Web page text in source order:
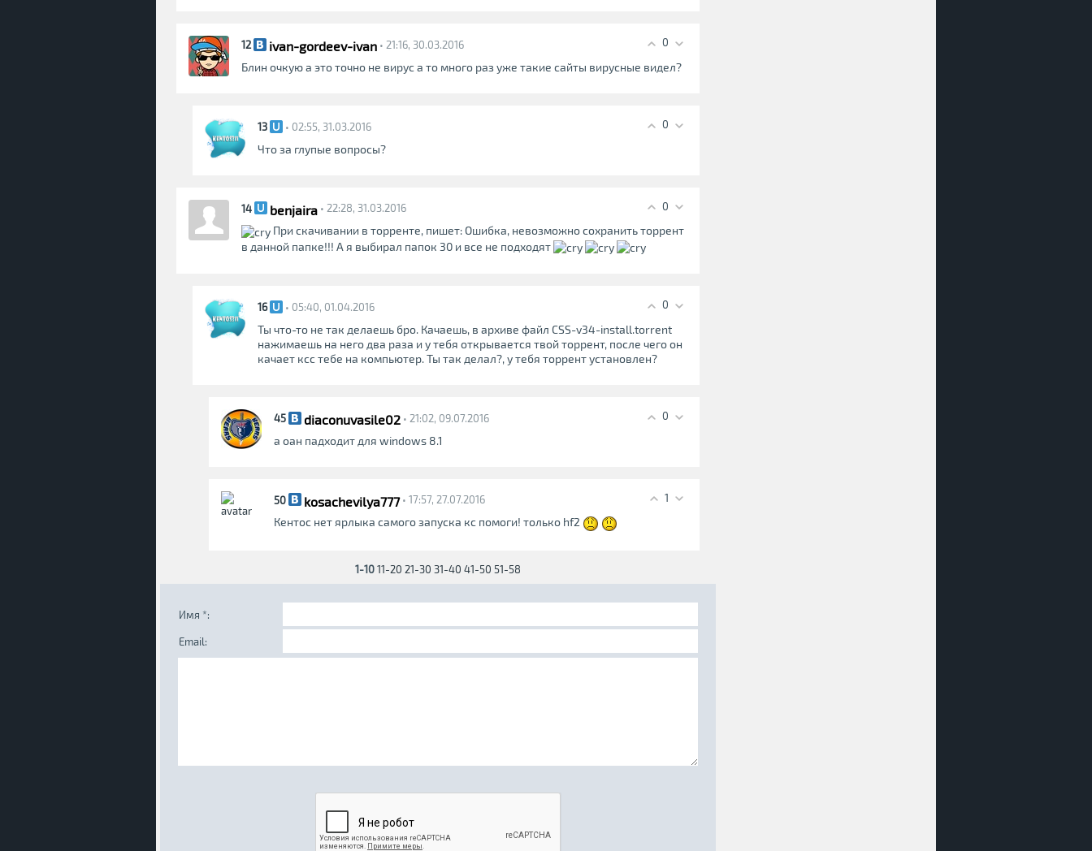
0
12 ivan-gordeev-ivan • 21:16, 30.03.2016
Блин очкую а это точно не вирус а то много раз уже такие сайты вирусные видел?
0
13 • 02:55, 31.03.2016
Что за глупые вопросы?
0
14 benjaira • 22:28, 31.03.2016
При скачивании в торренте, пишет: Ошибка, невозможно сохранить торрент
в данной папке!!! А я выбирал папок 30 и все не подходят
0
16 • 05:40, 01.04.2016
Ты что-то не так делаешь бро. Качаешь, в архиве файл CSS-v34-install.torrent
нажимаешь на него два раза и у тебя открывается твой торрент, после чего он
качает ксс тебе на компьютер. Ты так делал?, у тебя торрент установлен?
0
45 diaconuvasile02 • 21:02, 09.07.2016
а оан падходит для windows 8.1
1
50 kosachevilya777 • 17:57, 27.07.2016
Кентос нет ярлыка самого запуска кс помоги! только hf2
1-1011-20 21-30 31-40 41-50 51-58
Имя *:
Email: